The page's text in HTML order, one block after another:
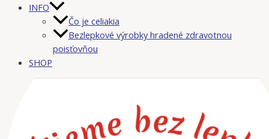
INFO
Čo je celiakia
Bezlepkové výrobky hradené zdravotnou
poisťovňou
SHOP